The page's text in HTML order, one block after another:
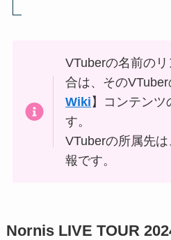
VTuberの名前のリ
合は、その
Wiki 】コンテンツ
す。
VTuberの所属先
報です。
Nornis LIVE TOUR